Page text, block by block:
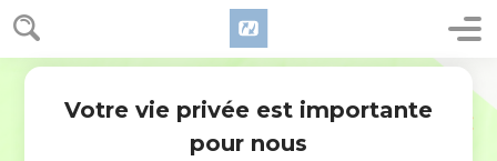
Votre vie privée est importante
pour nous